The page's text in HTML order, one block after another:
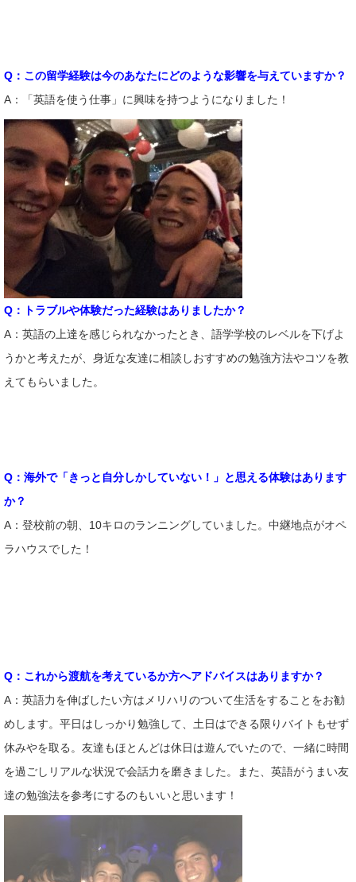
Q：この留学経験は今のあなたにどのような影響を与えていますか？
A：「英語を使う仕事」に興味を持つようになりました！
Q：トラブルや体験だった経験はありましたか？
A：英語の上達を感じられなかったとき、語学学校のレベルを下げよ
うかと考えたが、身近な友達に相談しおすすめの勉強方法やコツを教
えてもらいました。
Q：海外で「きっと自分しかしていない！」と思える体験はあります
か？
A：登校前の朝、10キロのランニングしていました。中継地点がオペ
ラハウスでした！
Q：これから渡航を考えているか方へアドバイスはありますか？
A：英語力を伸ばしたい方はメリハリのついて生活をすることをお勧
めします。平日はしっかり勉強して、土日はできる限りバイトもせず
休みやを取る。友達もほとんどは休日は遊んでいたので、一緒に時間
を過ごしリアルな状況で会話力を磨きました。また、英語がうまい友
達の勉強法を参考にするのもいいと思います！